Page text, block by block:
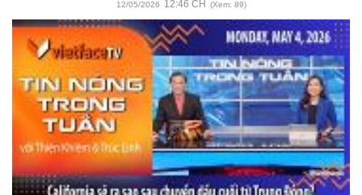
12/05/2026 12:46 CH (Xem: 89)